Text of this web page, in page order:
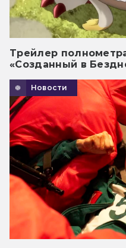
Трейлер
«Созданный в
Новости